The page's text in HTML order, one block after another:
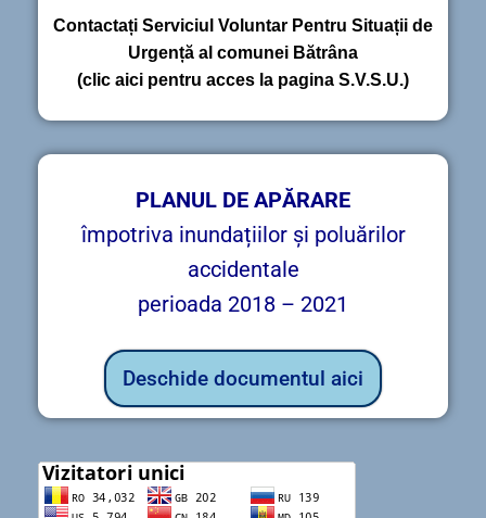
Contactați Serviciul Voluntar Pentru Situații de
Urgență al comunei Bătrâna
(clic aici pentru acces la pagina S.V.S.U.)
PLANUL DE APĂRARE
împotriva inundațiilor și poluărilor
accidentale
perioada 2018 – 2021
Deschide documentul aici